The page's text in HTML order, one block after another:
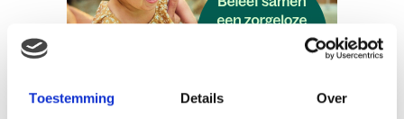
Toestemming Details Over